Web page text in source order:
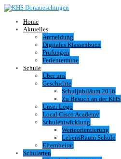
Home
Aktuelles
Anmeldung
Digitales Klassenbuch
Prüfungen
Ferientermine
Schule
Über uns
Geschichte
Schuljubiläum 2016
Zu Besuch an der KHS
Unser Logo
Local Cisco Academy
Schulentwicklung
Werteorientierung
LebensRaum Schule
Elternbeirat
Schularten